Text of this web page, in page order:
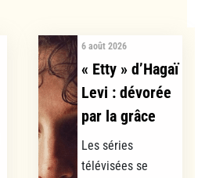
6 août 2026
« Etty » d’Hagaï
Levi : dévorée
par la grâce
Les séries
télévisées se